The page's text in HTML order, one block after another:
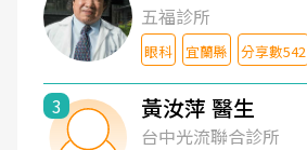
五福診所
眼科 宜蘭縣 分享數542
3 黃汝萍 醫生
台中光流聯合診所